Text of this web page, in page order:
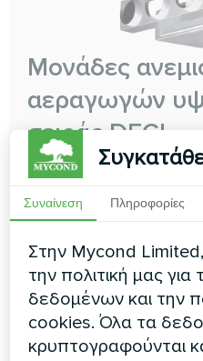
Μονάδες
αεραγωγών
σειράς DFCL
Ο αεραγωγός υψηλής
συνεδριάσεων,
άλλα μεγάλα κτίρια. Η
παρέχεται από τον
ομοιόμορφη κατανομή
παρέχοντας άνετες
Ικανότητα ψύξης:
Ικανότητα
Συναίνεση Πληροφορίες
Στην Mycond
την πολιτική μας
δεδομένων και την
cookies. Όλα τα
κρυπτογραφούνται